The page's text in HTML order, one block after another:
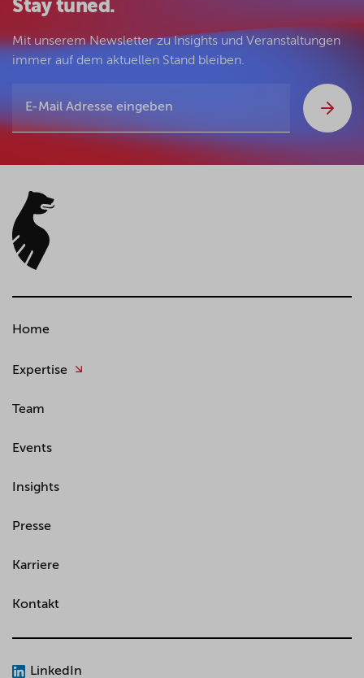
Stay tuned.
Mit unserem Newsletter zu Insights und Veranstaltungen
immer auf dem aktuellen Stand bleiben.
Home
Expertise
Team
Events
Insights
Presse
Karriere
Kontakt
LinkedIn